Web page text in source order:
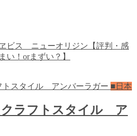
ビス ニューオリジン【評判・感
い！orまずい？】
■日本
ラフトスタイル ア